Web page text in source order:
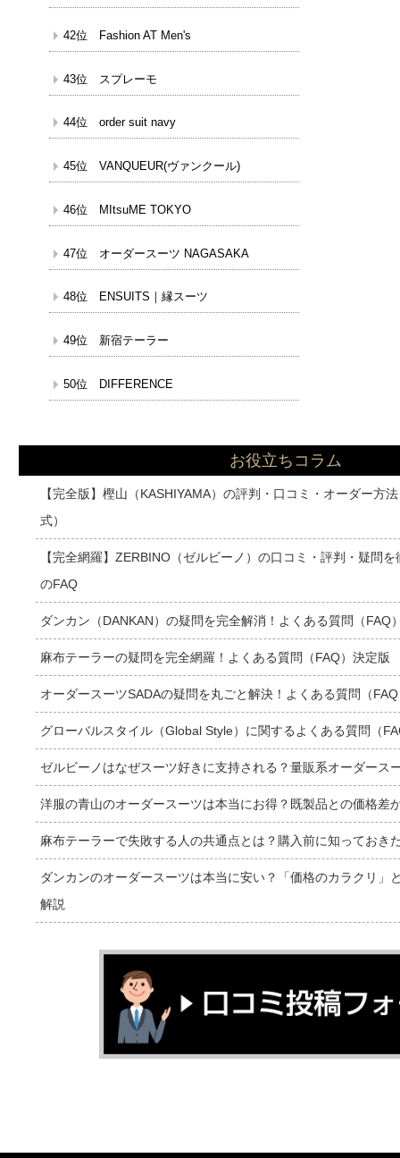
42位 Fashion AT Men's
43位 スプレーモ
44位 order suit navy
45位 VANQUEUR(ヴァンクール)
46位 MItsuME TOKYO
47位 オーダースーツ NAGASAKA
48位 ENSUITS｜縁スーツ
49位 新宿テーラー
50位 DIFFERENCE
お役立ちコラム
【完全版】樫山（KASHIYAMA）の評判・口コミ・オーダー方
式）
【完全網羅】ZERBINO（ゼルビーノ）の口コミ・評判・疑問
のFAQ
ダンカン（DANKAN）の疑問を完全解消！よくある質問（FAQ
麻布テーラーの疑問を完全網羅！よくある質問（FAQ）決定版
オーダースーツSADAの疑問を丸ごと解決！よくある質問（
グローバルスタイル（Global Style）に関するよくある質問（
ゼルビーノはなぜスーツ好きに支持される？量販系オーダース
洋服の青山のオーダースーツは本当にお得？既製品との価格差
麻布テーラーで失敗する人の共通点とは？購入前に知っておき
ダンカンのオーダースーツは本当に安い？「価格のカラクリ」
解説